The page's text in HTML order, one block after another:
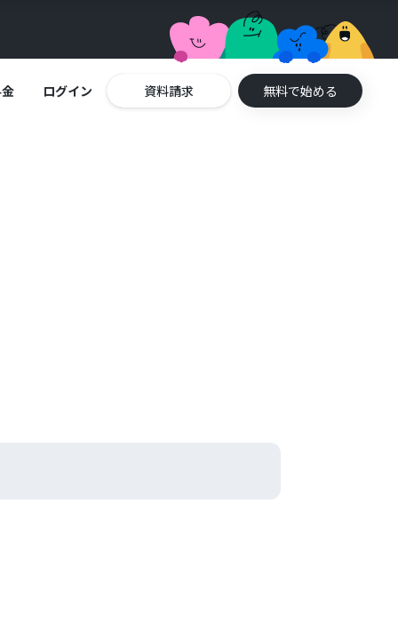
ログイン 資料請求 無料で始める